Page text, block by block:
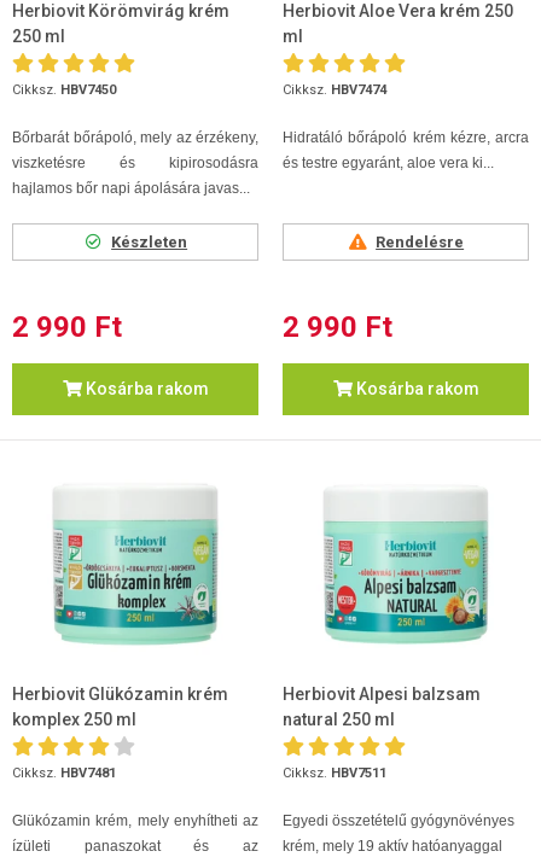
Herbiovit Körömvirág krém
250 ml
Cikksz. HBV7450
Bőrbarát bőrápoló, mely az érzékeny,
viszketésre és kipirosodásra
hajlamos bőr napi ápolására javas...
Készleten
2 990 Ft
Kosárba rakom
Herbiovit Aloe Vera krém 250
ml
Cikksz. HBV7474
Hidratáló bőrápoló krém kézre, arcra
és testre egyaránt, aloe vera ki...
Rendelésre
2 990 Ft
Kosárba rakom
Herbiovit Glükózamin krém
komplex 250 ml
Cikksz. HBV7481
Glükózamin krém, mely enyhítheti az
ízületi panaszokat és az
Herbiovit Alpesi balzsam
natural 250 ml
Cikksz. HBV7511
Egyedi összetételű gyógynövényes
krém, mely 19 aktív hatóanyaggal